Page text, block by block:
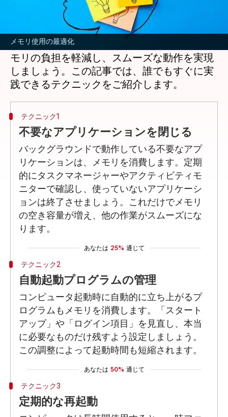
メモリ使用の最適化
コンピュータのパフォーマンスを向上させる
ためには、メモリ（RAM）の効率的な使用が
重要です。日常的に簡単にできる方法で、メ
モリの負担を軽減し、スムーズな動作を実現
しましょう。この記事では、誰でもすぐに実
テクニック1
不要なアプリケーションを閉じる
バックグラウンドで動作している不要なアプ
リケーションは、メモリを消費します。定期
的にタスクマネージャーやアクティビティモ
ニターで確認し、使っていないアプリケーシ
ョンは終了させましょう。これだけでメモリ
の空き容量が増え、他の作業がスムーズにな
ります。
あなたは 25% 通じて
テクニック2
自動起動プログラムの管理
コンピュータ起動時に自動的に立ち上がるプ
ログラムもメモリを消費します。「スタート
アップ」や「ログイン項目」を見直し、本当
に必要なものだけ残すよう設定しましょう。
この調整によって起動時間も短縮されます。
あなたは 50% 通じて
テクニック3
定期的な再起動